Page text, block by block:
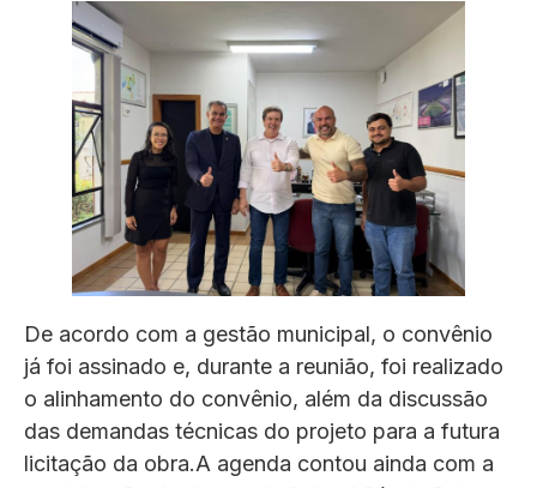
De acordo com a gestão municipal, o convênio
já foi assinado e, durante a reunião, foi realizado
o alinhamento do convênio, além da discussão
das demandas técnicas do projeto para a futura
licitação da obra.A agenda contou ainda com a